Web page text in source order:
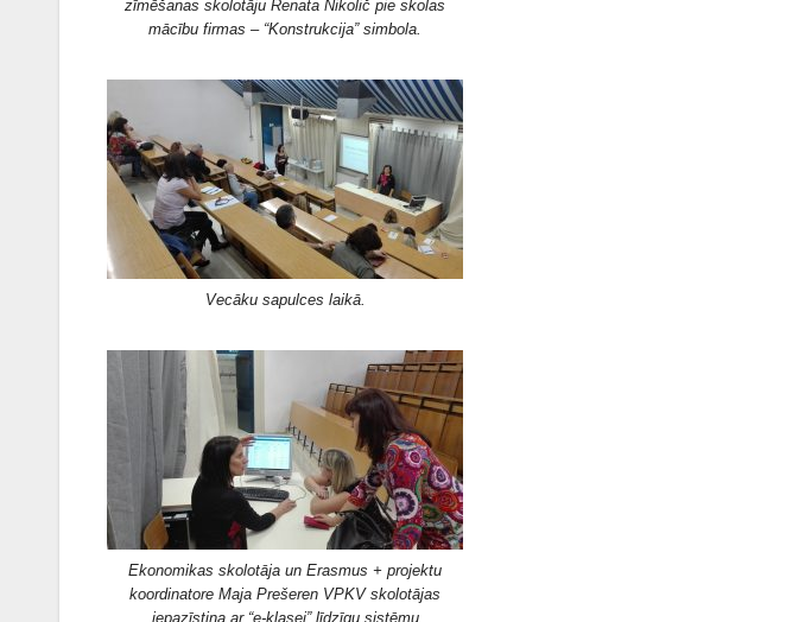
zīmēšanas skolotāju Renata Nikolič pie skolas
mācību firmas – “Konstrukcija” simbola.
Vecāku sapulces laikā.
Ekonomikas skolotāja un Erasmus + projektu
koordinatore Maja Prešeren VPKV skolotājas
iepazīstina ar “e-klasei” līdzīgu sistēmu